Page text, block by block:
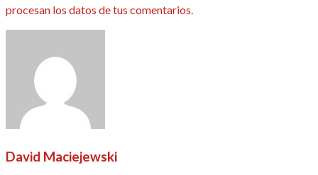
procesan los datos de tus comentarios.
David Maciejewski